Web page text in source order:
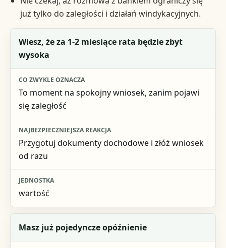
już tylko do zaległości i działań windykacyjnych.
Sygnał
Najbezpieczniejsza reakcja
Jednostka
Wiesz, że za 1-2 miesiące rata będzie zbyt
wysoka
To moment na spokojny wniosek, zanim pojawi
się zaległość
Przygotuj dokumenty dochodowe i złóż wniosek
od razu
wartość
Masz już pojedyncze opóźnienie